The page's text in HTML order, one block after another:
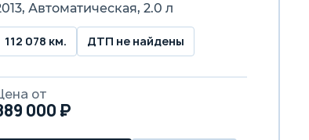
Автоматическая, 2.0 л
112 078 км. ДТП не найдены
от
000 ₽